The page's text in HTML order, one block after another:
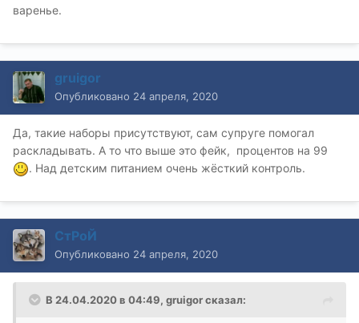
варенье.
gruigor
Опубликовано 24 апреля, 2020
Да, такие наборы присутствуют, сам супруге помогал
раскладывать. А то что выше это фейк, процентов на 99
. Над детским питанием очень жёсткий контроль.
СтРоЙ
Опубликовано 24 апреля, 2020
В 24.04.2020 в 04:49, gruigorсказал: